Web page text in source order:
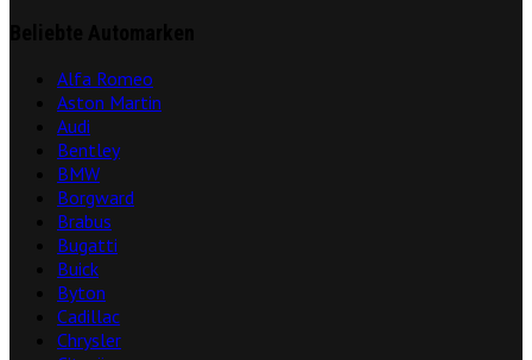
Alfa Romeo
Aston Martin
Audi
Bentley
BMW
Borgward
Brabus
Bugatti
Buick
Byton
Cadillac
Chrysler